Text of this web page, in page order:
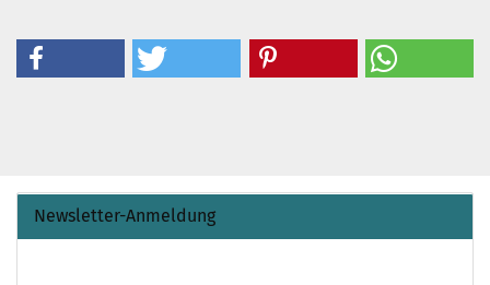
Newsletter-Anmeldung